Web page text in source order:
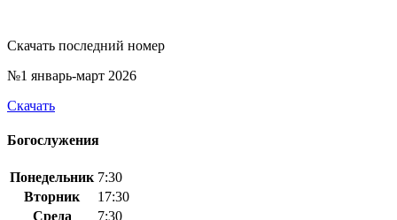
Скачать последний номер
№1 январь-март 2026
Скачать
Богослужения
Понедельник 7:30
Вторник
17:30
Среда
7:30